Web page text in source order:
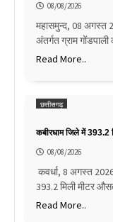
08/08/2026
महासमुन्द, 08 अगस्त
अंतर्गत ग्राम
Read More..
छत्तीसगढ़
कबीरधाम जिले में 393.2
08/08/2026
कवर्धा, 8 अगस्त
393.2 मिली मीटर
Read More..